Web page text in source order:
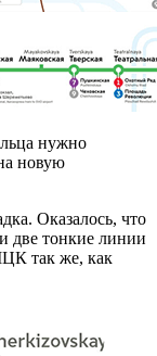
нужно
новую
Оказалось, что
две тонкие линии
так же, как